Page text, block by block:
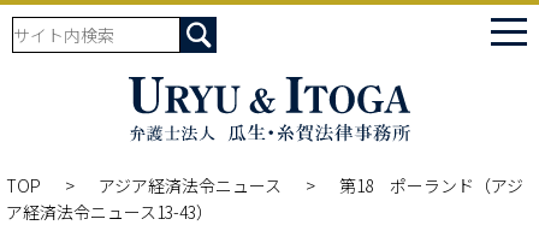
TOP アジア経済法令ニュース
第18 ポーランド（アジ
ア経済法令ニュース13-43）